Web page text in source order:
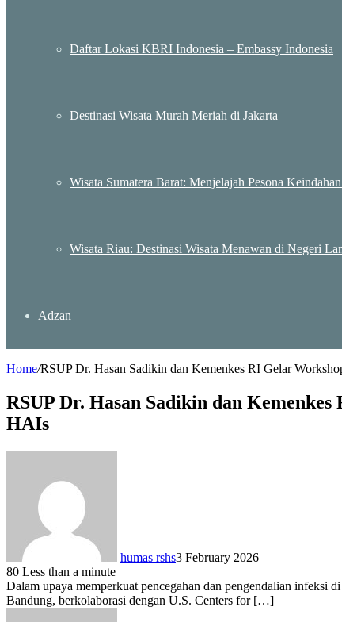
Daftar Lokasi KBRI Indonesia – Embassy Indonesia
Destinasi Wisata Murah Meriah di Jakarta
Wisata Sumatera Barat: Menjelajah Pesona
Wisata Riau: Destinasi Wisata Menawan di Negeri
Adzan
Home/RSUP Dr. Hasan Sadikin dan Kemenkes RI Gelar
RSUP Dr. Hasan Sadikin dan
HAIs
humas rshs3 February 2026
80 Less than a minute
Dalam upaya memperkuat pencegahan dan pengendalian infeksi
Bandung, berkolaborasi dengan U.S. Centers for […]